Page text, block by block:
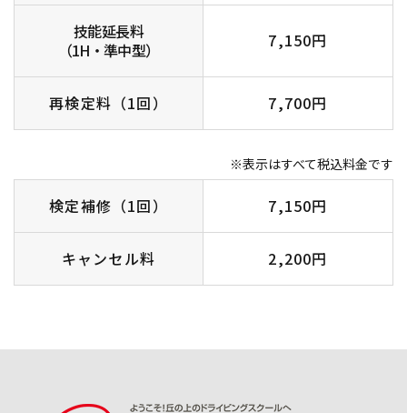
技能延長料
（1H・準中型）
7,150円
再検定料（1回） 7,700円
※表示はすべて税込料金です
検定補修（1回） 7,150円
キャンセル料 2,200円